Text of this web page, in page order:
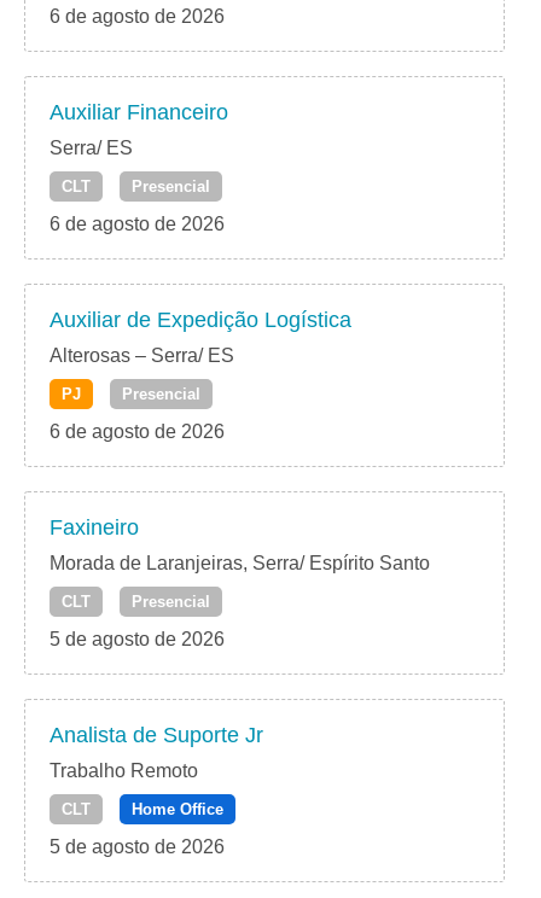
6 de agosto de 2026
Auxiliar Financeiro
Serra/ ES
CLT Presencial
6 de agosto de 2026
Auxiliar de Expedição Logística
Alterosas – Serra/ ES
PJ Presencial
6 de agosto de 2026
Faxineiro
Morada de Laranjeiras, Serra/ Espírito Santo
CLT Presencial
5 de agosto de 2026
Analista de Suporte Jr
Trabalho Remoto
CLT Home Office
5 de agosto de 2026